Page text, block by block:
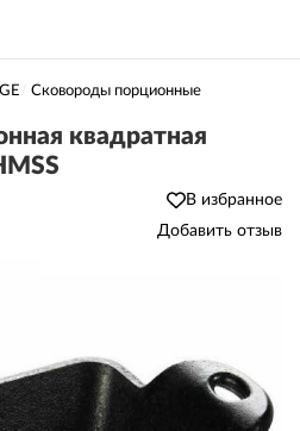
Сковороды порционные
квадратная
В избранное
Добавить отзыв